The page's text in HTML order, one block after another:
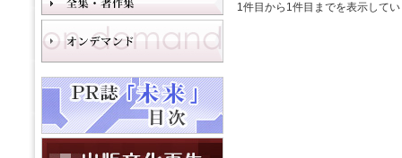
1件目から1件目までを表示して